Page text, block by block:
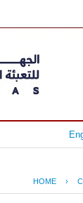
HOME ›